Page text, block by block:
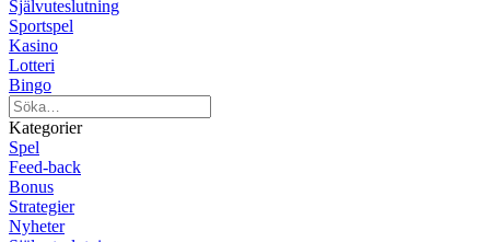
Självuteslutning
Sportspel
Kasino
Lotteri
Bingo
Kategorier
Spel
Feed-back
Bonus
Strategier
Nyheter